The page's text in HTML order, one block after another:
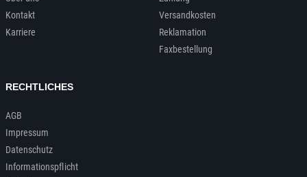
Kontakt
Karriere
Versandkosten
Reklamation
Faxbestellung
RECHTLICHES
AGB
Impressum
Datenschutz
Informationspflicht